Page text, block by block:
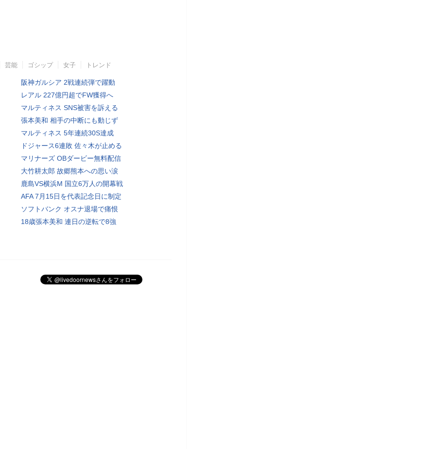
芸能 ゴシップ 女子 トレンド
阪神ガルシア 2戦連続弾で躍動
レアル 227億円超でFW獲得へ
マルティネス SNS被害を訴える
張本美和 相手の中断にも動じず
マルティネス 5年連続30S達成
ドジャース6連敗 佐々木が止める
マリナーズ OBダービー無料配信
大竹耕太郎 故郷熊本への思い涙
鹿島VS横浜M 国立6万人の開幕戦
AFA 7月15日を代表記念日に制定
ソフトバンク オスナ退場で痛恨
18歳張本美和 連日の逆転で8強